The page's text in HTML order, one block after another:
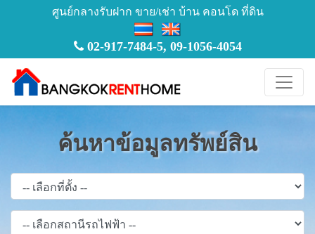
ศูนย์กลางรับฝาก ขาย/เช่า บ้าน คอนโด ที่ดิน
02-917-7484-5, 09-1056-4054
ค้นหาข้อมูลทรัพย์สิน